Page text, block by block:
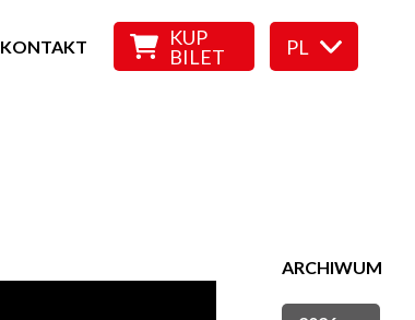
KONTAKT
KUP
BILET
PL
ARCHIWUM